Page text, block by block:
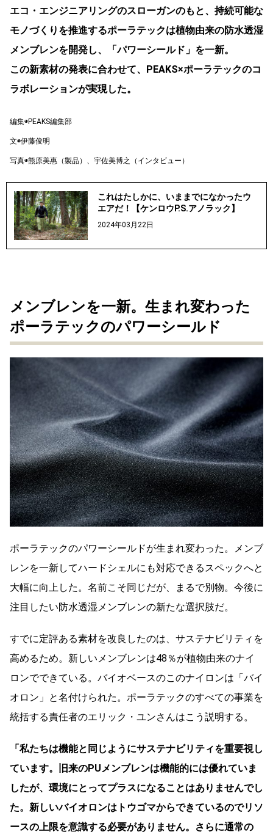
エコ・エンジニアリングのスローガンのもと、持続可能な
モノづくりを推進するポーラテックは植物由来の防水透湿
メンブレンを開発し、「パワーシールド」を一新。
この新素材の発表に合わせて、PEAKS×ポーラテックのコ
ラボレーションが実現した。
編集◉PEAKS編集部
文◉伊藤俊明
写真◉熊原美惠（製品）、宇佐美博之（インタビュー）
これはたしかに、いままでになかったウ
エアだ！【ケンロウP.S.アノラック】
2024年03月22日
メンブレンを一新。生まれ変わった
ポーラテックのパワーシールド
ポーラテックのパワーシールドが生まれ変わった。メンブ
レンを一新してハードシェルにも対応できるスペックへと
大幅に向上した。名前こそ同じだが、まるで別物。今後に
注目したい防水透湿メンブレンの新たな選択肢だ。
すでに定評ある素材を改良したのは、サステナビリティを
高めるため。新しいメンブレンは48％が植物由来のナイ
ロンでできている。バイオベースのこのナイロンは「バイ
オロン」と名付けられた。ポーラテックのすべての事業を
統括する責任者のエリック・ユンさんはこう説明する。
「私たちは機能と同じようにサステナビリティを重要視し
ています。旧来のPUメンブレンは機能的には優れていま
したが、環境にとってプラスになることはありませんでし
た。新しいバイオロンはトウゴマからできているのでリソ
ースの上限を意識する必要がありません。さらに通常の